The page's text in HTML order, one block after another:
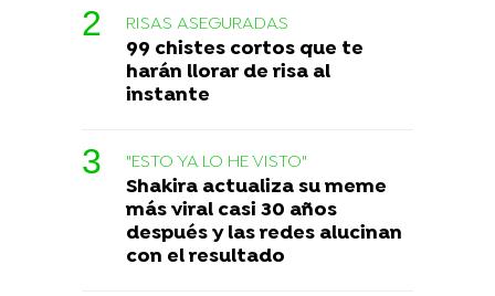
RISAS ASEGURADAS
99 chistes cortos que te
harán llorar de risa al
instante
"ESTO YA LO HE VISTO"
Shakira actualiza su meme
más viral casi 30 años
después y las redes alucinan
con el resultado